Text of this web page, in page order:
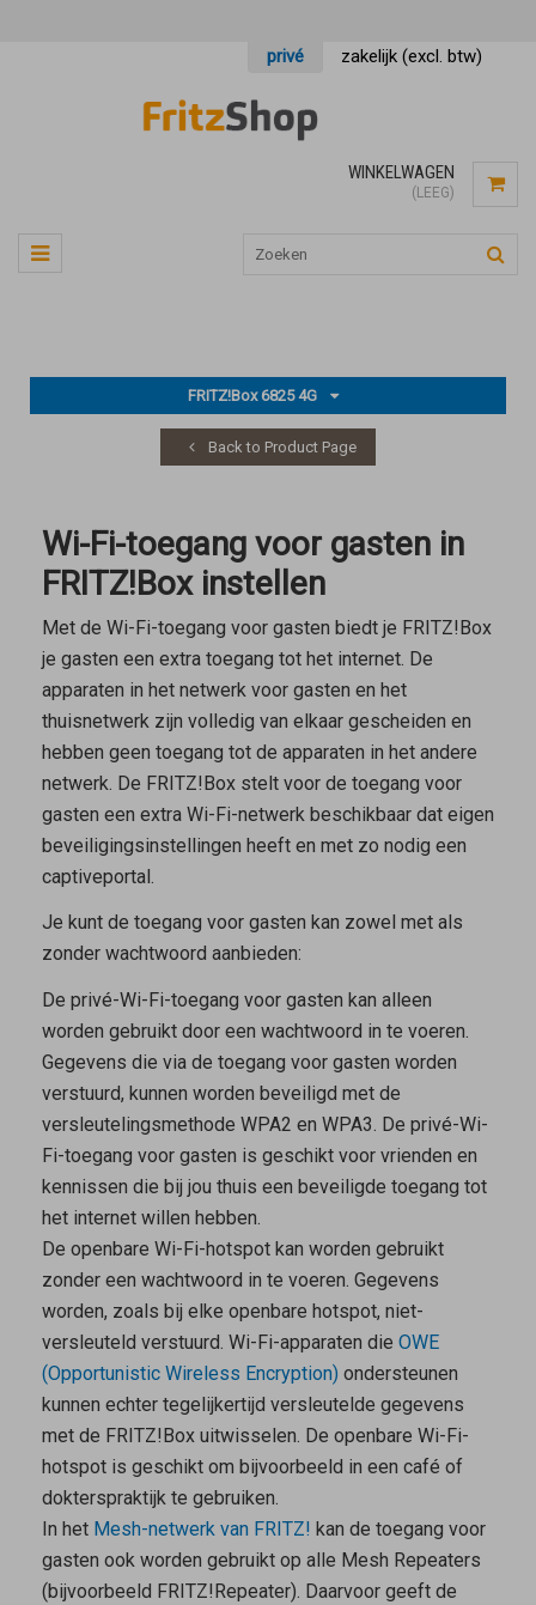
privé zakelijk (excl. btw)
WINKELWAGEN
(LEEG)
FRITZ!Box 6825 4G
Back to Product Page
Wi-Fi-toegang voor gasten in
FRITZ!Box instellen
Met de Wi-Fi-toegang voor gasten biedt je FRITZ!Box
je gasten een extra toegang tot het internet. De
apparaten in het netwerk voor gasten en het
thuisnetwerk zijn volledig van elkaar gescheiden en
hebben geen toegang tot de apparaten in het andere
netwerk. De FRITZ!Box stelt voor de toegang voor
gasten een extra Wi-Fi-netwerk beschikbaar dat eigen
beveiligingsinstellingen heeft en met zo nodig een
captiveportal.
Je kunt de toegang voor gasten kan zowel met als
zonder wachtwoord aanbieden:
De privé-Wi-Fi-toegang voor gasten kan alleen
worden gebruikt door een wachtwoord in te voeren.
Gegevens die via de toegang voor gasten worden
verstuurd, kunnen worden beveiligd met de
versleutelingsmethode WPA2 en WPA3. De privé-Wi-
Fi-toegang voor gasten is geschikt voor vrienden en
kennissen die bij jou thuis een beveiligde toegang tot
het internet willen hebben.
De openbare Wi-Fi-hotspotkan worden gebruikt
zonder een wachtwoord in te voeren. Gegevens
worden, zoals bij elke openbare hotspot, niet-
versleuteld verstuurd. Wi-Fi-apparaten die OWE
(Opportunistic Wireless Encryption) ondersteunen
kunnen echter tegelijkertijd versleutelde gegevens
met de FRITZ!Box uitwisselen. De openbare Wi-Fi-
hotspot is geschikt om bijvoorbeeld in een café of
dokterspraktijk te gebruiken.
In het Mesh-netwerk van FRITZ! kan de toegang voor
gasten ook worden gebruikt op alle Mesh Repeaters
(bijvoorbeeld FRITZ!Repeater). Daarvoor geeft de